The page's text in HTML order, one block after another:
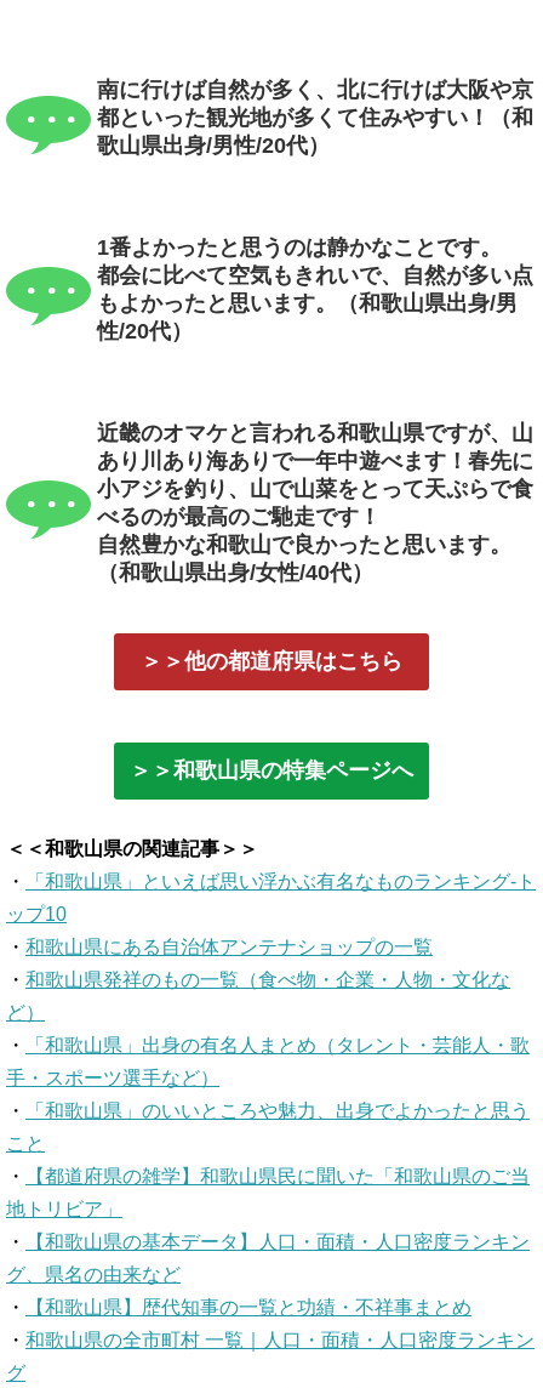
南に行けば自然が多く、北に行けば大阪や京
都といった観光地が多くて住みやすい！（和
歌山県出身/男性/20代）
1番よかったと思うのは静かなことです。
都会に比べて空気もきれいで、自然が多い点
もよかったと思います。（和歌山県出身/男
性/20代）
近畿のオマケと言われる和歌山県ですが、山
あり川あり海ありで一年中遊べます！春先に
小アジを釣り、山で山菜をとって天ぷらで食
べるのが最高のご馳走です！
自然豊かな和歌山で良かったと思います。
（和歌山県出身/女性/40代）
＞＞他の都道府県はこちら
＞＞和歌山県の特集ページへ
＜＜和歌山県の関連記事＞＞
・
「和歌山県」といえば思い浮かぶ有名なものランキング-ト
ップ10
・ 和歌山県にある自治体アンテナショップの一覧
・ 和歌山県発祥のもの一覧（食べ物・企業・人物・文化な
ど）
・
「和歌山県」出身の有名人まとめ（タレント・芸能人・歌
手・スポーツ選手など）
・
「和歌山県」のいいところや魅力、出身でよかったと思う
こと
・
【都道府県の雑学】和歌山県民に聞いた「和歌山県のご当
地トリビア」
・
【和歌山県の基本データ】人口・面積・人口密度ランキン
グ、県名の由来など
・
【和歌山県】歴代知事の一覧と功績・不祥事まとめ
・ 和歌山県の全市町村 一覧｜人口・面積・人口密度ランキン
グ